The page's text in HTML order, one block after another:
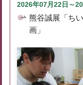
2026年07月22日～
熊谷誠展「ち
画」